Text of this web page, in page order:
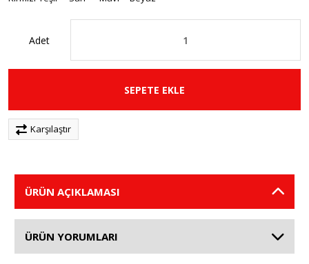
Adet
SEPETE EKLE
Karşılaştır
ÜRÜN AÇIKLAMASI
ÜRÜN YORUMLARI